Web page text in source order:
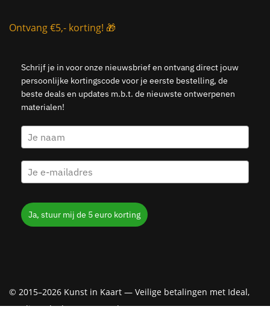
Ontvang €5,- korting! 🎁
Schrijf je in voor onze nieuwsbrief en ontvang direct jouw
persoonlijke kortingscode voor je eerste bestelling, de
beste deals en updates m.b.t. de nieuwste ontwerpenen
materialen!
Ja, stuur mij de 5 euro korting
© 2015–2026 Kunst in Kaart — Veilige betalingen met Ideal,
Creditcard, Klarna & PayPal